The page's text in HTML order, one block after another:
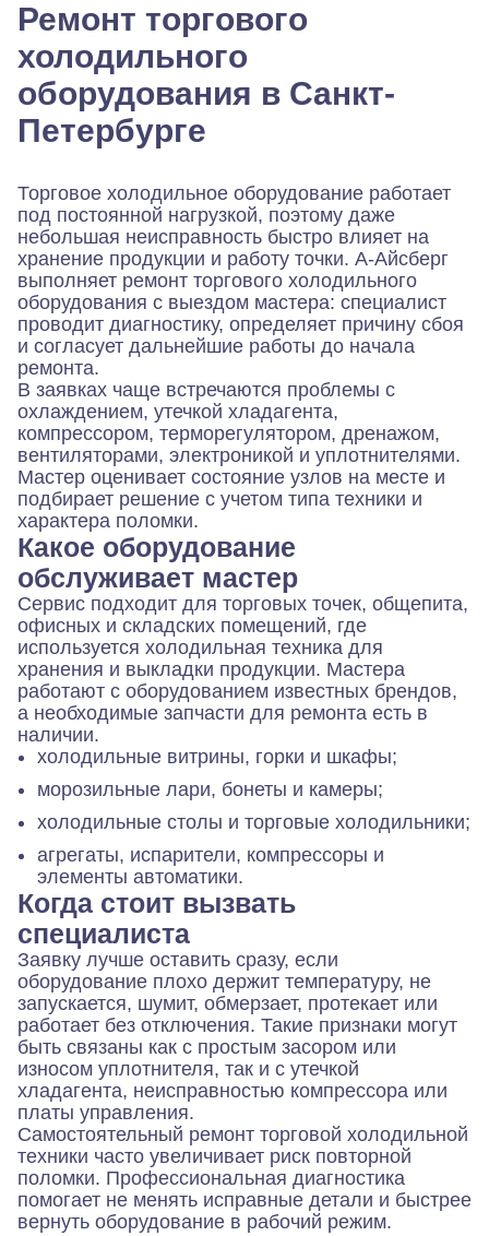
Ремонт торгового
холодильного
оборудования в Санкт-
Петербурге
Торговое холодильное оборудование работает
под постоянной нагрузкой, поэтому даже
небольшая неисправность быстро влияет на
хранение продукции и работу точки. А-Айсберг
выполняет ремонт торгового холодильного
оборудования с выездом мастера: специалист
проводит диагностику, определяет причину сбоя
и согласует дальнейшие работы до начала
ремонта.
В заявках чаще встречаются проблемы с
охлаждением, утечкой хладагента,
компрессором, терморегулятором, дренажом,
вентиляторами, электроникой и уплотнителями.
Мастер оценивает состояние узлов на месте и
подбирает решение с учетом типа техники и
характера поломки.
Какое оборудование
обслуживает мастер
Сервис подходит для торговых точек, общепита,
офисных и складских помещений, где
используется холодильная техника для
хранения и выкладки продукции. Мастера
работают с оборудованием известных брендов,
а необходимые запчасти для ремонта есть в
наличии.
холодильные витрины, горки и шкафы;
морозильные лари, бонеты и камеры;
холодильные столы и торговые холодильники;
агрегаты, испарители, компрессоры и
элементы автоматики.
Когда стоит вызвать
специалиста
Заявку лучше оставить сразу, если
оборудование плохо держит температуру, не
запускается, шумит, обмерзает, протекает или
работает без отключения. Такие признаки могут
быть связаны как с простым засором или
износом уплотнителя, так и с утечкой
хладагента, неисправностью компрессора или
платы управления.
Самостоятельный ремонт торговой холодильной
техники часто увеличивает риск повторной
поломки. Профессиональная диагностика
помогает не менять исправные детали и быстрее
вернуть оборудование в рабочий режим.